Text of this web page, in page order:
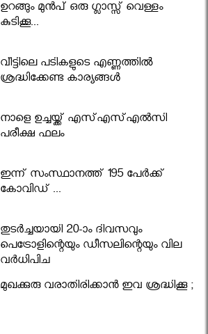
ഉറങ്ങും മുന്‍പ് ഒരു ഗ്ലാസ്സ് വെള്ളം
കുടിക്കൂ...
വീട്ടിലെ പടികളുടെ എണ്ണത്തിൽ
ശ്രദ്ധിക്കേണ്ട കാര്യങ്ങൾ
നാളെ ഉച്ചയ്ക്ക് എസ്എസ്എല്‍സി
പരീക്ഷ ഫലം
ഇന്ന് സംസ്ഥാനത്ത് 195 പേര്‍ക്ക്
കോവിഡ് ...
തുടർച്ചയായി 20-ാം ദിവസവും
പെട്രോളിന്റെയും ഡീസലിന്റെയും വില
വര്‍ധിപ്പിച്ചു
മുഖക്കുരു വരാതിരിക്കാന്‍ ഇവ ശ്രദ്ധിക്കൂ ;